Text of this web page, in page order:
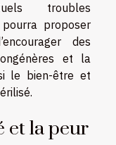
troubles
proposer
des
et la
le bien-être et
et la peur